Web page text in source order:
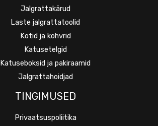
Jalgrattakärud
Laste jalgrattatoolid
Kotid ja kohvrid
Katusetelgid
Katuseboksid ja pakiraamid
Jalgrattahoidjad
TINGIMUSED
Privaatsuspoliitika